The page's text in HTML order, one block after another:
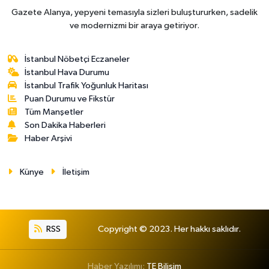
Gazete Alanya, yepyeni temasıyla sizleri buluştururken, sadelik
ve modernizmi bir araya getiriyor.
İstanbul Nöbetçi Eczaneler
İstanbul Hava Durumu
İstanbul Trafik Yoğunluk Haritası
Puan Durumu ve Fikstür
Tüm Manşetler
Son Dakika Haberleri
Haber Arşivi
Künye İletişim
RSS Copyright © 2023. Her hakkı saklıdır.
Haber Yazılımı: TE Bilişim